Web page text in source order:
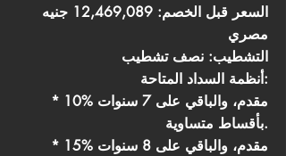
السعر قبل الخصم: 12,469,089 جنيه
مصري
التشطيب: نصف تشطيب
أنظمة السداد المتاحة:
* 10% مقدم، والباقي على 7 سنوات
بأقساط متساوية.
* 15% مقدم، والباقي على 8 سنوات